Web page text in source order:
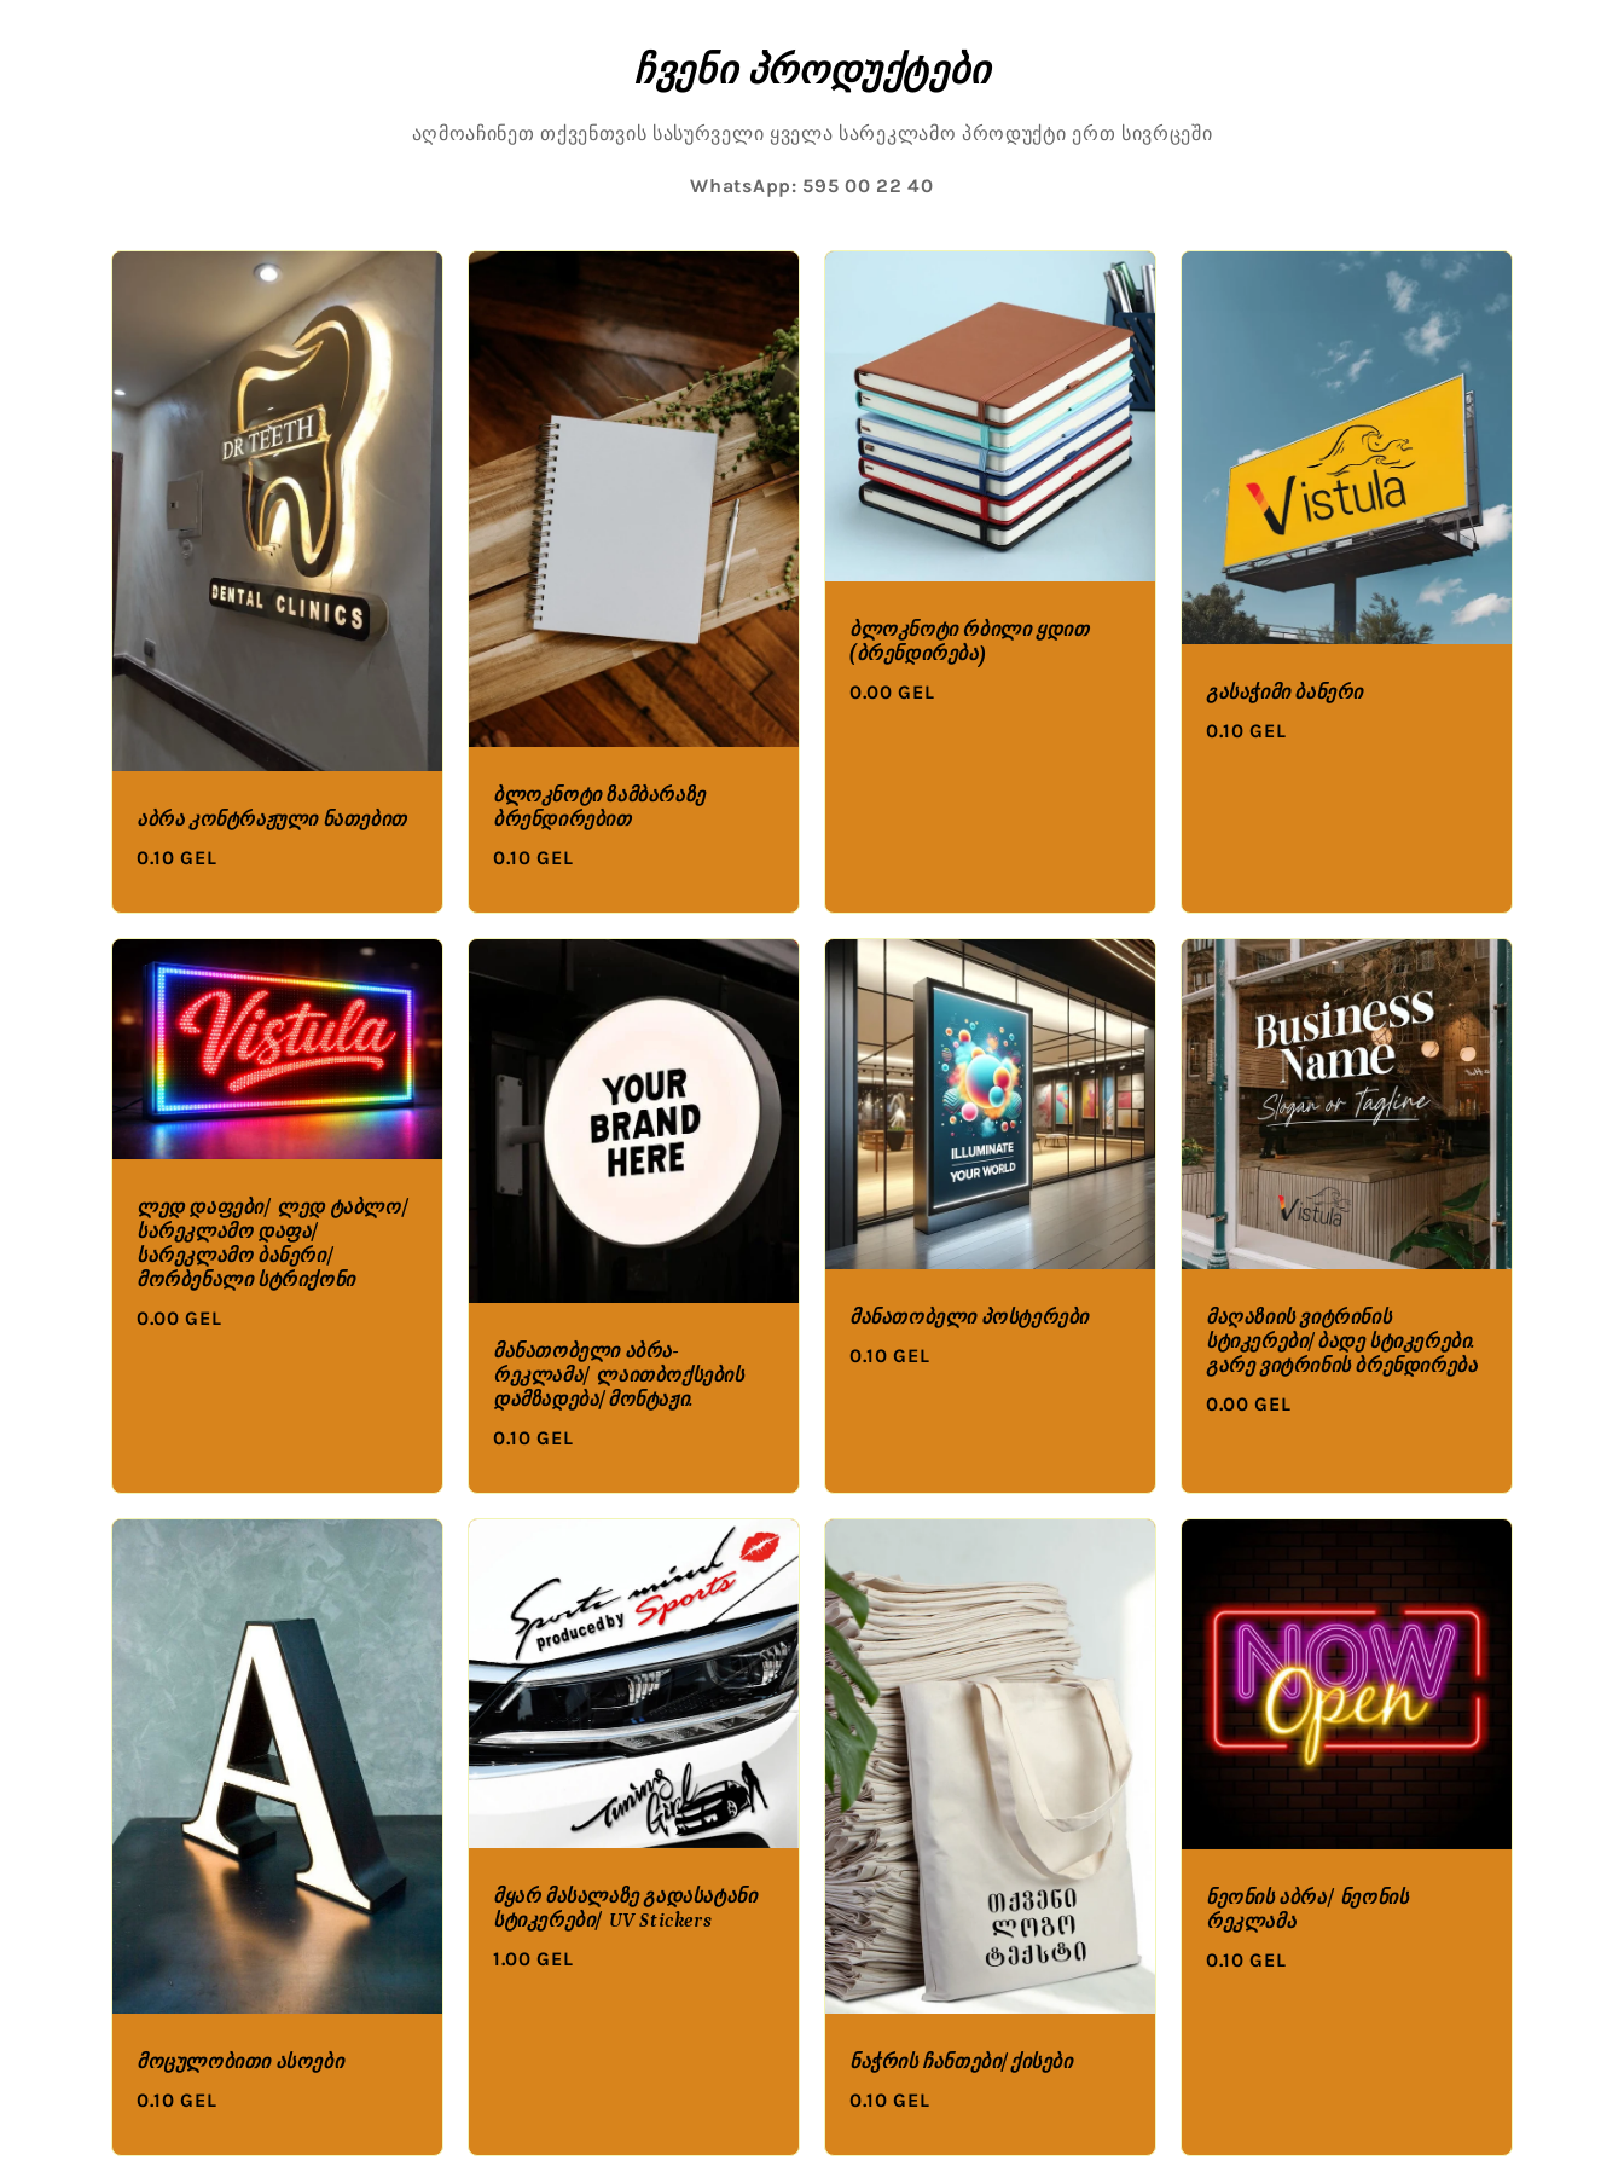
ჩვენი პროდუქტები
აღმოაჩინეთ თქვენთვის სასურველი ყველა სარეკლამო პროდუქტი ერთ სივრცეში
WhatsApp: 595 00 22 40
აბრა კონტრაჟული ნათებით
0.10 GEL
ბლოკნოტი ზამბარაზე
ბრენდირებით
0.10 GEL
ბლოკნოტი რბილი ყდით
(ბრენდირება)
0.00 GEL გასაჭიმი ბანერი
0.10 GEL
ლედ დაფები/ ლედ ტაბლო/
სარეკლამო დაფა/
სარეკლამო ბანერი/
მორბენალი სტრიქონი
0.00 GEL
მანათობელი აბრა-
რეკლამა/ ლაითბოქსების
დამზადება/მონტაჟი.
0.10 GEL
მანათობელი პოსტერები
0.10 GEL
მაღაზიის ვიტრინის
სტიკერები/ბადე სტიკერები.
გარე ვიტრინის ბრენდირება
0.00 GEL
მოცულობითი ასოები
0.10 GEL
მყარ მასალაზე გადასატანი
სტიკერები/ UV Stickers
1.00 GEL
ნაჭრის ჩანთები/ქისები
0.10 GEL
ნეონის აბრა/ ნეონის
რეკლამა
0.10 GEL